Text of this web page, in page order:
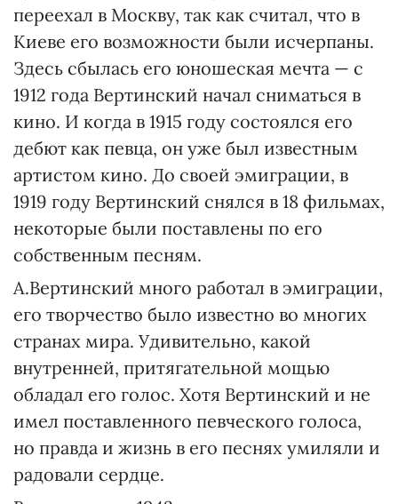
переехал в Москву, так как считал, что в
Киеве его возможности были исчерпаны.
Здесь сбылась его юношеская мечта — с
1912 года Вертинский начал сниматься в
кино. И когда в 1915 году состоялся его
дебют как певца, он уже был известным
артистом кино. До своей эмиграции, в
1919 году Вертинский снялся в 18 фильмах,
некоторые были поставлены по его
собственным песням.
А.Вертинский много работал в эмиграции,
его творчество было известно во многих
странах мира. Удивительно, какой
внутренней, притягательной мощью
обладал его голос. Хотя Вертинский и не
имел поставленного певческого голоса,
но правда и жизнь в его песнях умиляли и
радовали сердце.